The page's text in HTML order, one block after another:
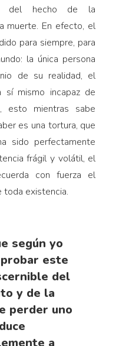
del hecho de la
muerte. En efecto, el
para siempre, para
la única persona
de su realidad, el
sí mismo incapaz de
esto mientras sabe
es una tortura, que
sido perfectamente
frágil y volátil, el
con fuerza el
toda existencia.
según yo
este
del
y de la
perder uno
a